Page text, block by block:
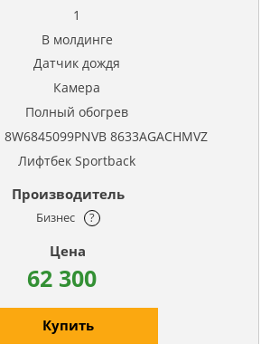
1
В молдинге
Датчик дождя
Камера
Полный обогрев
8633AGACHMVZ
Лифтбек Sportback
Бизнес ?
62 300
Купить